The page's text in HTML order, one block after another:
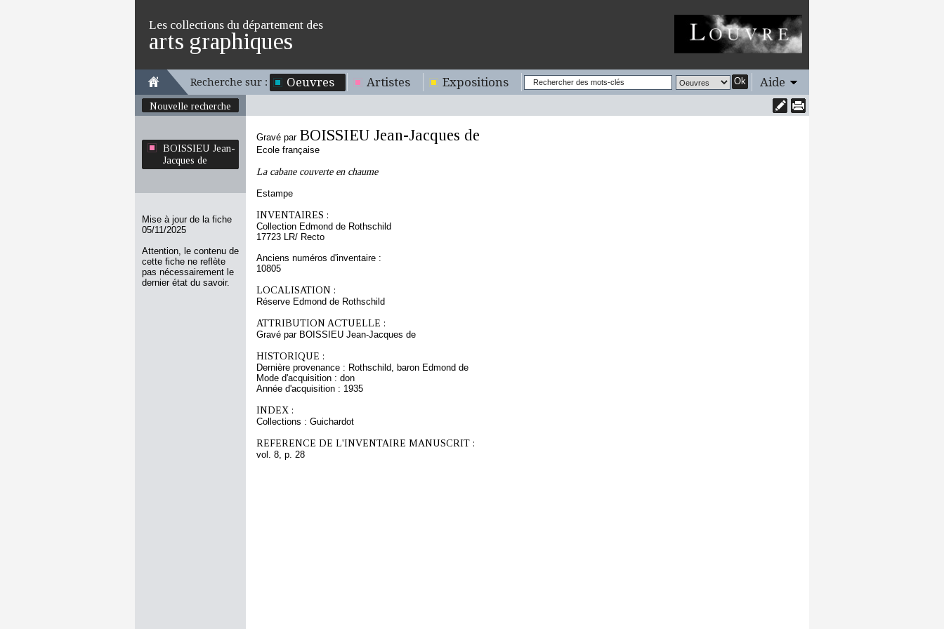
Les collections du département des
arts graphiques
Recherche sur : Oeuvres Artistes Expositions Ok Aide
Nouvelle recherche
BOISSIEU Jean-
Jacques de
Mise à jour de la fiche
05/11/2025
Attention, le contenu de
cette fiche ne reflète
pas nécessairement le
dernier état du savoir.
Gravé par BOISSIEU Jean-Jacques de
Ecole française
La cabane couverte en chaume
Estampe
INVENTAIRES :
Collection Edmond de Rothschild
17723 LR/ Recto
Anciens numéros d'inventaire :
10805
LOCALISATION :
Réserve Edmond de Rothschild
ATTRIBUTION ACTUELLE :
Gravé par BOISSIEU Jean-Jacques de
HISTORIQUE :
Dernière provenance : Rothschild, baron Edmond de
Mode d'acquisition : don
Année d'acquisition : 1935
INDEX :
Collections : Guichardot
REFERENCE DE L'INVENTAIRE MANUSCRIT :
vol. 8, p. 28